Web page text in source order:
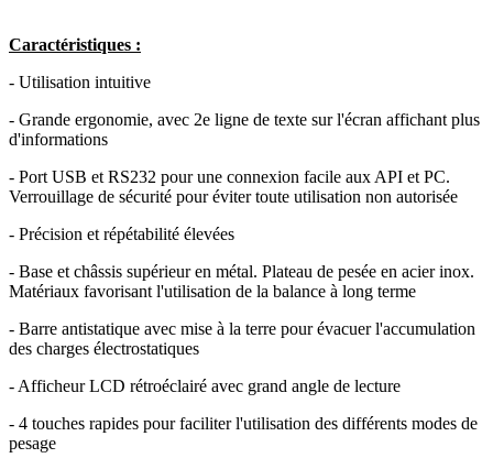
Caractéristiques :
- Utilisation intuitive
- Grande ergonomie, avec 2e ligne de texte sur l'écran affichant plus
d'informations
- Port USB et RS232 pour une connexion facile aux API et PC.
Verrouillage de sécurité pour éviter toute utilisation non autorisée
- Précision et répétabilité élevées
- Base et châssis supérieur en métal. Plateau de pesée en acier inox.
Matériaux favorisant l'utilisation de la balance à long terme
- Barre antistatique avec mise à la terre pour évacuer l'accumulation
des charges électrostatiques
- Afficheur LCD rétroéclairé avec grand angle de lecture
- 4 touches rapides pour faciliter l'utilisation des différents modes de
pesage